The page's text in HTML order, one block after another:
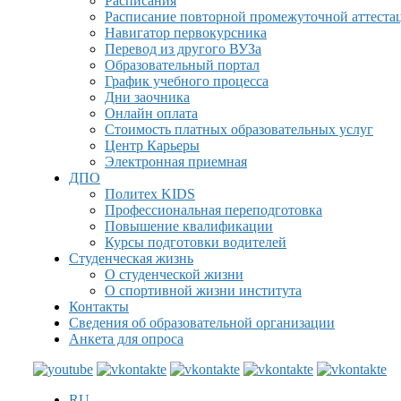
Расписание повторной промежуточной
Навигатор первокурсника
Перевод из другого ВУЗа
Образовательный портал
График учебного процесса
Дни заочника
Онлайн оплата
Стоимость платных образовательных услуг
Центр Карьеры
Электронная приемная
ДПО
Политех KIDS
Профессиональная переподготовка
Повышение квалификации
Курсы подготовки водителей
Студенческая жизнь
О студенческой жизни
О спортивной жизни института
Контакты
Сведения об образовательной организации
Анкета для опроса